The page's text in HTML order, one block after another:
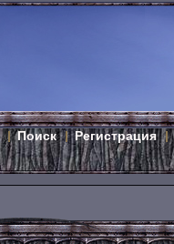
Поиск Регистрация